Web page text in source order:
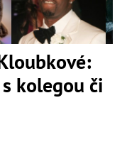
kolegou či